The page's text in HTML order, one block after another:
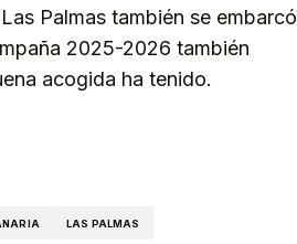
Palmas también se embarcó
2025-2026 también
acogida ha tenido.
LAS PALMAS